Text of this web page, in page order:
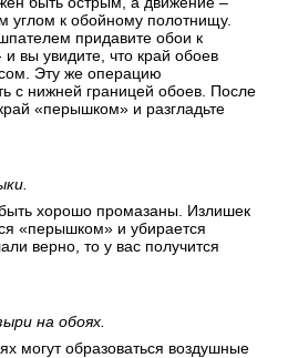
углом к обойному полотнищу.
придавите обои к
вы увидите, что край обоев
Эту же операцию
с нижней границей обоев. После
«перышком» и разгладьте
хорошо промазаны. Излишек
«перышком» и убирается
верно, то у вас получится
на обоях.
могут образоваться воздушные